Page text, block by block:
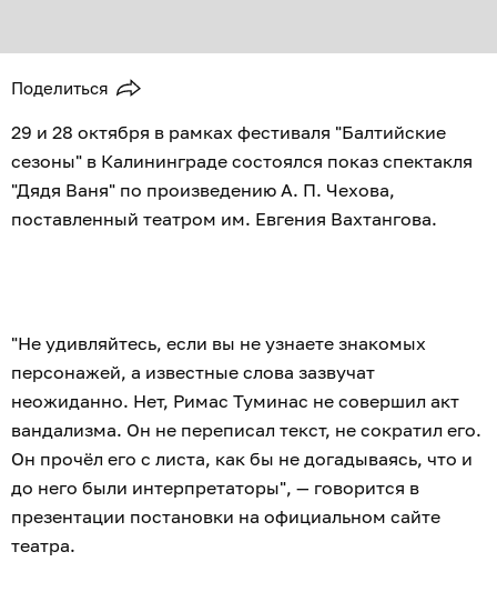
Поделиться
29 и 28 октября в рамках фестиваля "Балтийские
сезоны" в Калининграде состоялся показ спектакля
"Дядя Ваня" по произведению А. П. Чехова,
поставленный театром им. Евгения Вахтангова.
"Не удивляйтесь, если вы не узнаете знакомых
персонажей, а известные слова зазвучат
неожиданно. Нет, Римас Туминас не совершил акт
вандализма. Он не переписал текст, не сократил его.
Он прочёл его с листа, как бы не догадываясь, что и
до него были интерпретаторы", — говорится в
презентации постановки на официальном сайте
театра.